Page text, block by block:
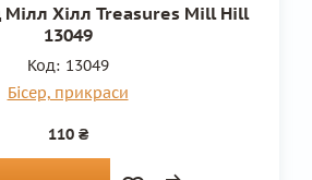
Мілл Хілл Treasures Mill Hill
13049
Код: 13049
Бісер, прикраси
110 ₴